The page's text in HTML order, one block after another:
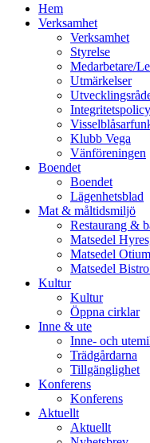
vidare
Hem
Verksamhet
Verksamhet
Styrelse
Medarbetare/
Utmärkelser
Integritetspolicy
Klubb Vega
Vänföreningen
Boendet
Boendet
Lägenhetsblad
Mat & måltidsmiljö
Restaurang &
Matsedel
Matsedel Otium
Matsedel
Kultur
Kultur
Öppna cirklar
Inne & ute
Inne- och
Trädgårdarna
Tillgänglighet
Konferens
Konferens
Aktuellt
Aktuellt